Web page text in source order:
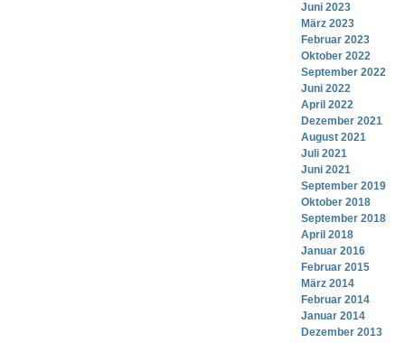
Juni 2023
März 2023
Februar 2023
Oktober 2022
September 2022
Juni 2022
April 2022
Dezember 2021
August 2021
Juli 2021
Juni 2021
September 2019
Oktober 2018
September 2018
April 2018
Januar 2016
Februar 2015
März 2014
Februar 2014
Januar 2014
Dezember 2013